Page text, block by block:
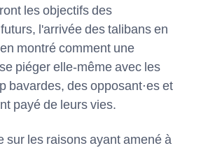
les objectifs des
l'arrivée des talibans en
montré comment une
piéger elle-même avec les
bavardes, des opposant⋅es et
payé de leurs vies.
sur les raisons ayant amené à